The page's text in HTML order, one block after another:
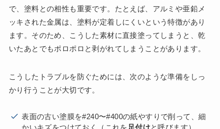
で、塗料との相性も重要です。たとえば、アルミや亜鉛メ
ッキされた金属は、塗料が定着しにくいという特徴があり
ます。そのため、こうした素材に直接塗ってしまうと、乾
いたあとでもポロポロと剥がれてしまうことがあります。
こうしたトラブルを防ぐためには、次のような準備をしっ
かり行うことが大切です。
表面の古い塗膜を#240〜#400の紙やすりで削って、細
かいキズをつけておく（これを 足付けと呼びます）